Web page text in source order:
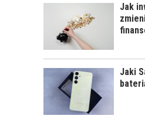
Jak
Jaki